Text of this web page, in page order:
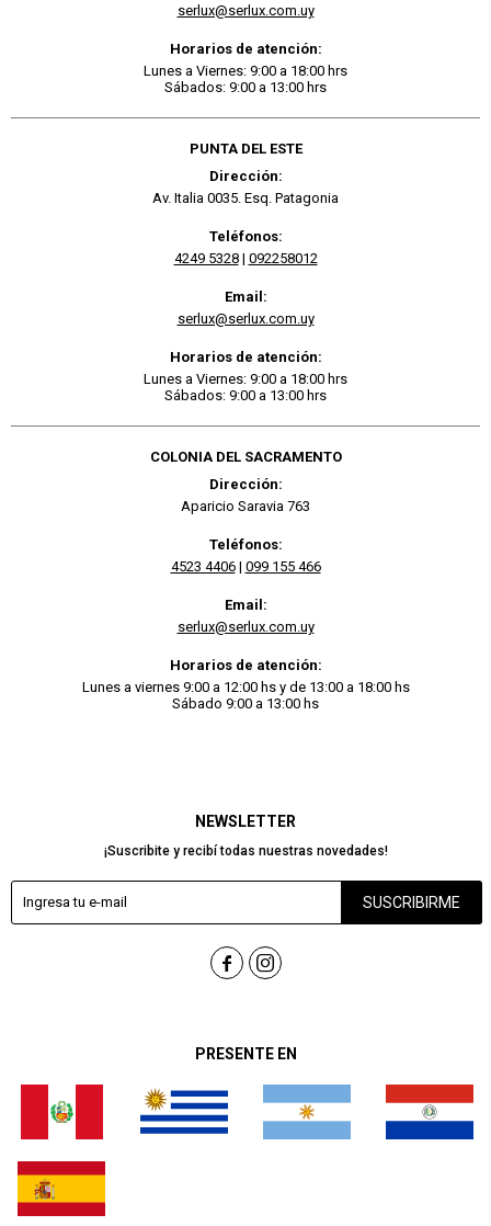
PRESENTE EN
NEWSLETTER
¡Suscribite y recibí todas nuestras novedades!
SUSCRIBIRME
 
serlux@serlux.com.uy
Horarios de atención:
Lunes a Viernes: 9:00 a 18:00 hrs
Sábados: 9:00 a 13:00 hrs
PUNTA DEL ESTE
Dirección:
Av. Italia 0035. Esq. Patagonia
Teléfonos:
4249 5328| 092258012
Email:
serlux@serlux.com.uy
Horarios de atención:
Lunes a Viernes: 9:00 a 18:00 hrs
Sábados: 9:00 a 13:00 hrs
COLONIA DEL SACRAMENTO
Dirección:
Aparicio Saravia 763
Teléfonos:
4523 4406| 099 155 466
Email:
serlux@serlux.com.uy
Horarios de atención:
Lunes a viernes 9:00 a 12:00 hs y de 13:00 a 18:00 hs
Sábado 9:00 a 13:00 hs